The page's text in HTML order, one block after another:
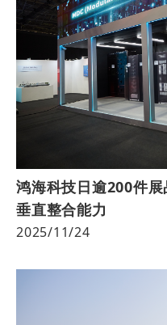
鸿海科技日逾200件
垂直整合能力
2025/11/24